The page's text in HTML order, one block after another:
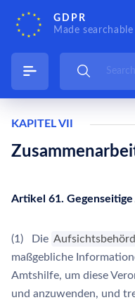
GDPR
Made
KAPITEL VII
Artikel 61.
(1) Die
maßgebliche
Amtshilfe, um diese
und anzuwenden, und